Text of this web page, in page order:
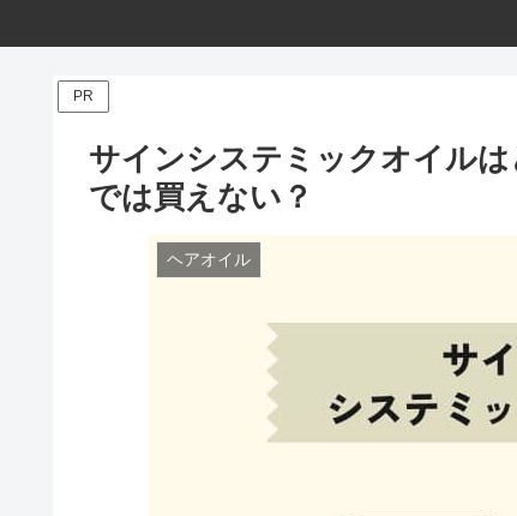
PR
サインシステミックオイル
では買えない？
ヘアオイル